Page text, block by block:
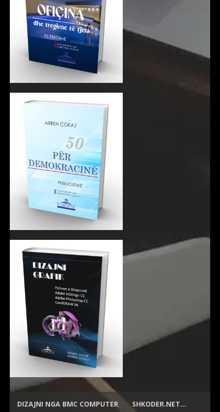
DIZAJNI NGA BMC COMPUTER SHKODER.NET…